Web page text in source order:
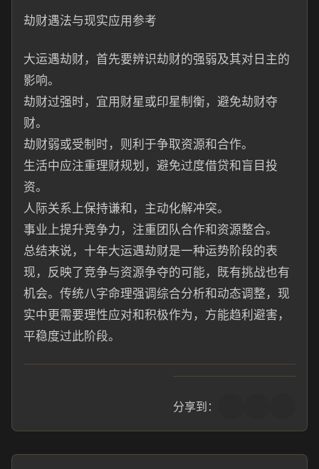
劫财遇法与现实应用参考
大运遇劫财，首先要辨识劫财的强弱及其对日主的
影响。
劫财过强时，宜用财星或印星制衡，避免劫财夺
财。
劫财弱或受制时，则利于争取资源和合作。
生活中应注重理财规划，避免过度借贷和盲目投
资。
人际关系上保持谦和，主动化解冲突。
事业上提升竞争力，注重团队合作和资源整合。
总结来说，十年大运遇劫财是一种运势阶段的表
现，反映了竞争与资源争夺的可能，既有挑战也有
机会。传统八字命理强调综合分析和动态调整，现
实中更需要理性应对和积极作为，方能趋利避害，
平稳度过此阶段。
分享到：